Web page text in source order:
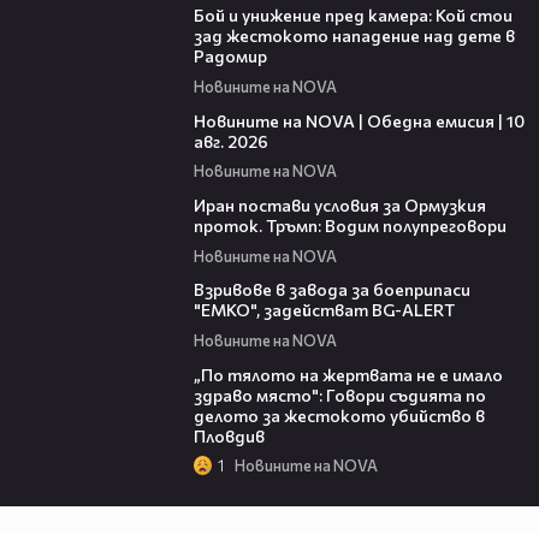
Бой и унижение пред камера: Кой стои
зад жестокото нападение над дете в
Радомир
Новините на NOVA
Новините на NOVA | Обедна емисия | 10
авг. 2026
Новините на NOVA
Иран постави условия за Ормузкия
проток. Тръмп: Водим полупреговори
Новините на NOVA
Взривове в завода за боеприпаси
"ЕМКО", задействат BG-ALERT
Новините на NOVA
„По тялото на жертвата не е имало
здраво място": Говори съдията по
делото за жестокото убийство в
Пловдив
1 Новините на NOVA